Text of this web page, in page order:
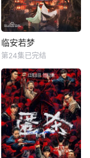
人强制送进了心康
治疗中心接受治
疗，而白靓靓靠卖
掉两人创办的公
司，成为历森集团
情、爱情、事业悉
数从她的
临安若梦
白川
出品公司：中视天
鸿 开机时间：
7月末
临安若梦
第24集已完结